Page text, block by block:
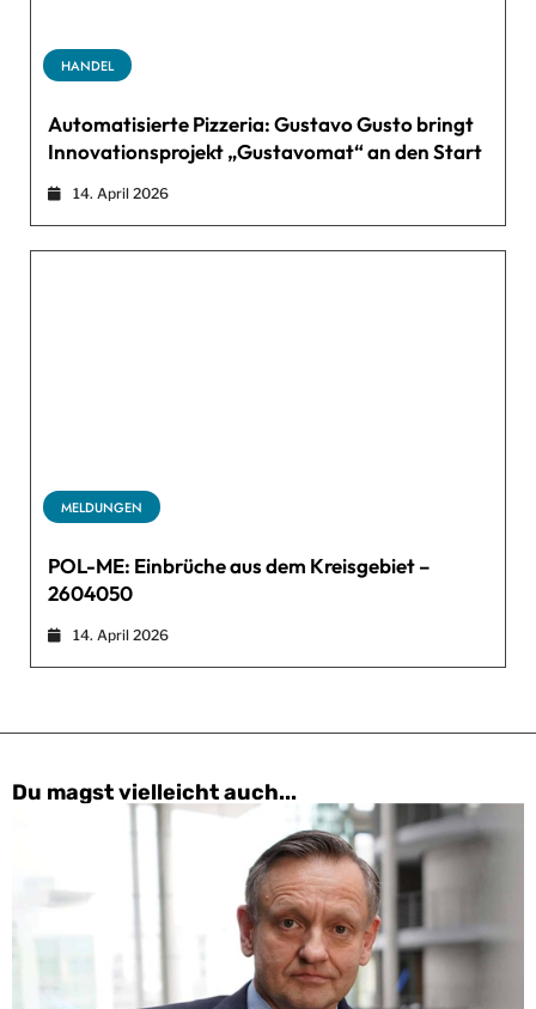
HANDEL
Automatisierte Pizzeria: Gustavo Gusto bringt
Innovationsprojekt „Gustavomat“ an den Start
14. April 2026
MELDUNGEN
POL-ME: Einbrüche aus dem Kreisgebiet –
2604050
14. April 2026
Du magst vielleicht auch...